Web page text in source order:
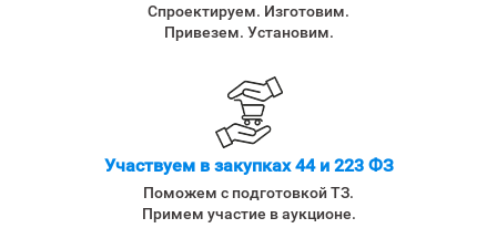
Спроектируем. Изготовим.
Привезем. Установим.
Участвуем в закупках 44 и 223 ФЗ
Поможем с подготовкой ТЗ.
Примем участие в аукционе.